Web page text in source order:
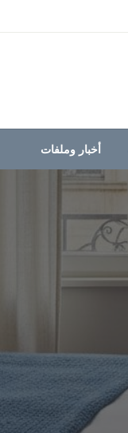
أخبار وملفات